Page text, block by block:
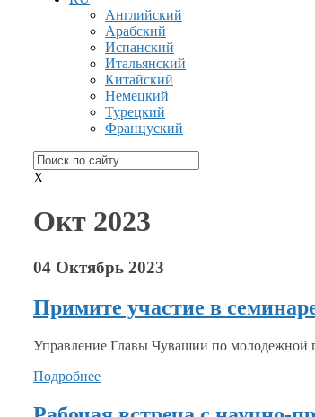
Английский
Арабский
Испанский
Итальянский
Китайский
Немецкий
Турецкий
Француский
X
Окт 2023
04 Октябрь 2023
Примите участие в
Управление Главы Чувашии по молодежной
Подробнее